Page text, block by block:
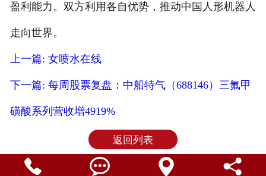
盈利能力。双方利用各自优势，推动中国人形机器人
走向世界。
上一篇: 女喷水在线
下一篇: 每周股票复盘：中船特气（688146）三氟甲
磺酸系列营收增4919%
返回列表
   